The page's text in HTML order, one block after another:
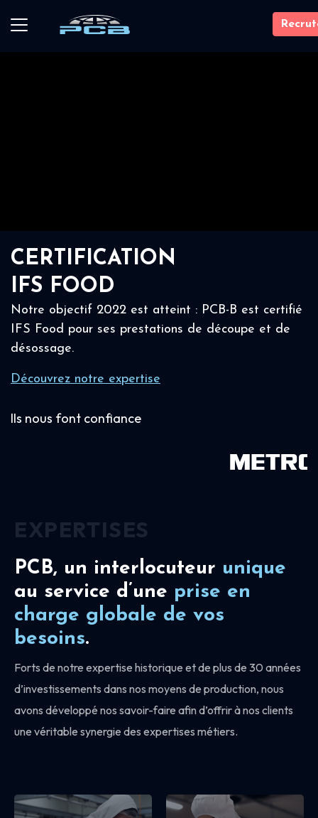
CERTIFICATION
IFS FOOD
Notre objectif 2022 est atteint : PCB-B est certifié
IFS Food pour ses prestations de découpe et de
désossage.
Découvrez notre expertise
Ils nous font confiance
PCB, un interlocuteur unique
au service d’une prise en
charge globale de vos
besoins.
Forts de notre expertise historique et de plus de 30 années
d’investissements dans nos moyens de production, nous
avons développé nos savoir-faire afin d’offrir à nos clients
une véritable synergie des expertises métiers.
EXPERTISES